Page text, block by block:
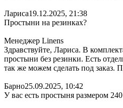
Лариса19.12.2025, 21:38
Простыни на резинках?
Менеджер Linens
Здравствуйте, Лариса. В
простыни без резинки. Есть
так же можем сделать под заказ.
Барно25.09.2025, 10:42
У вас есть простыня размером